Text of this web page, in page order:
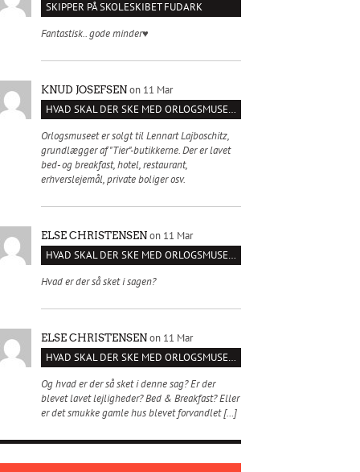
SKIPPER PÅ SKOLESKIBET FUDARK
Fantastisk.. gode minder♥️
KNUD JOSEFSEN on 11 Mar
HVAD SKAL DER SKE MED ORLOGSMUSEET?
Orlogsmuseet er solgt til Lennart Lajboschitz,
grundlægger af "Tier"-butikkerne. Der er lavet
bed- og breakfast, hotel, restaurant,
erhverslejemål, private boliger osv.
ELSE CHRISTENSEN on 11 Mar
HVAD SKAL DER SKE MED ORLOGSMUSEET?
Hvad er der så sket i sagen?
ELSE CHRISTENSEN on 11 Mar
HVAD SKAL DER SKE MED ORLOGSMUSEET?
Og hvad er der så sket i denne sag? Er der
blevet lavet lejligheder? Bed & Breakfast? Eller
er det smukke gamle hus blevet forvandlet […]